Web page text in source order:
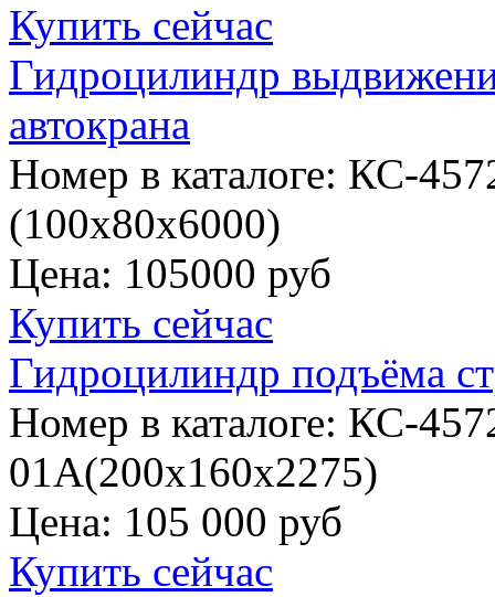
Купить сейчас
Гидроцилиндр
автокрана
Номер в каталоге: КС-
(100х80х6000)
Цена: 105000 руб
Купить сейчас
Гидроцилиндр подъёма
Номер в каталоге: КС-
01А(200х160х2275)
Цена: 105 000 руб
Купить сейчас